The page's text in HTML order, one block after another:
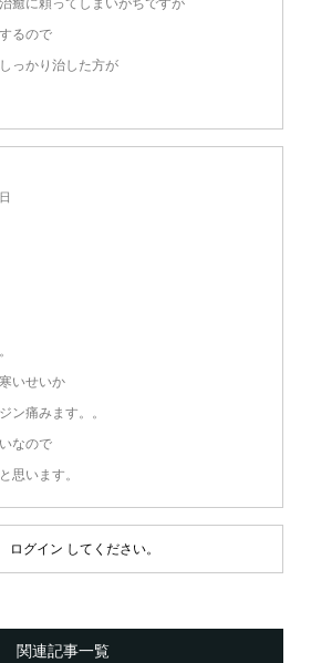
癒に頼ってしまいがちですが
るので
っかり治した方が
いせいか
ン痛みます。。
なので
思います。
ログイン してください。
関連記事一覧